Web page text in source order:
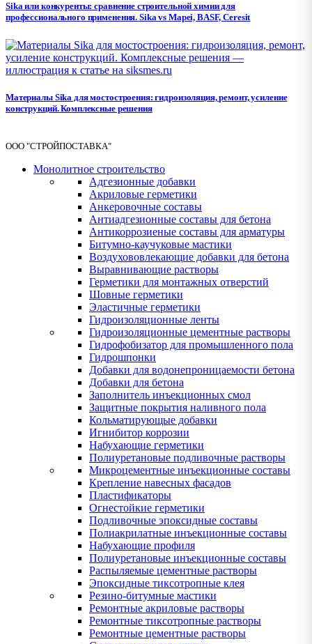
Sika или конкуренты: сравнение строительной химии для
профессионального применения. Sika vs Mapei, BASF, Ceresit
Материалы Sika для мостостроения: гидроизоляция, ремонт, усиление
конструкций. Комплексные решения
ООО "СТРОЙПОСТАВКА"
Монолитное строительство
Адгезионные добавки
Акриловые герметики
Анкеровочные составы
Антиадгезионные составы для бетона
Антикоррозиеные составы для арматуры
Битумно-каучуковые мастики
Воздухововлекающие добавки для бетона
Выравнивающие растворы
Герметики для монтажных отверстий
Шовные герметики
Эластичные герметики
Гидроизоляционные ленты
Гидроизоляционные цементные растворы
Гидрофобизатор для промышленного пола
Гидрошпонки
Добавки для водонепроницаемости бетона
Добавки для бетона
Заполнитель инъекционных смол
Защитные покрытия наливного пола
Кольматирующые добавки
Игнибитор коррозии
Набухающие герметики
Полиуретановые подливочные растворы
Микроцементные инъекционные составы
Крепление навесных фасадов
Пластификаторы
Огнестойкие герметики
Подливочные эпоксидные составы
Полиакрилатные инъекционные составы
Набухающие профиля
Полиуретановые инъекционные составы
Распыляемые цементные растворы
Эпоксидные тиксотропные клея
Резино-битумные мастики
Ремонтные акриловые растворы
Ремонтные тиксотропные растворы
Ремонтные цементные растворы